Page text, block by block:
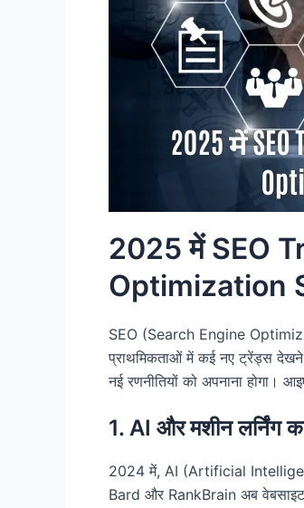
2025 में SEO
Optimization
SEO (Search Engine
प्राथमिकताओं में कई नए ट्रेंड्स
नई रणनीतियों को अपनाना होगा।
1. AI और मशीन लर्निंग
2024 में, AI (Artificial
Bard और RankBrain अब वेबसाइट